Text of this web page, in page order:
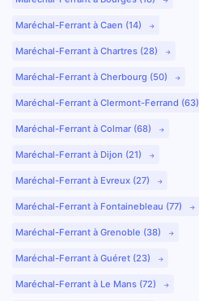
Maréchal-Ferrant à Caen (14)
Maréchal-Ferrant à Chartres (28)
Maréchal-Ferrant à Cherbourg (50)
Maréchal-Ferrant à Clermont-Ferrand (63)
Maréchal-Ferrant à Colmar (68)
Maréchal-Ferrant à Dijon (21)
Maréchal-Ferrant à Evreux (27)
Maréchal-Ferrant à Fontainebleau (77)
Maréchal-Ferrant à Grenoble (38)
Maréchal-Ferrant à Guéret (23)
Maréchal-Ferrant à Le Mans (72)